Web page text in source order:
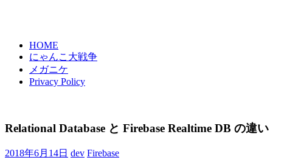
HOME
にゃんこ大戦争
メガニケ
Privacy Policy
Relational Database と Firebase Realtime DB の違い
2018年6月14日 dev Firebase